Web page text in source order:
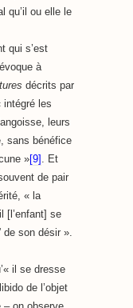
qu’il ou elle le
qui s’est
à
décrits par
intégré les
leurs
sans bénéfice
»[9] . Et
de pair
« la
[l’enfant] se
de son désir ».
il se dresse
de l’objet